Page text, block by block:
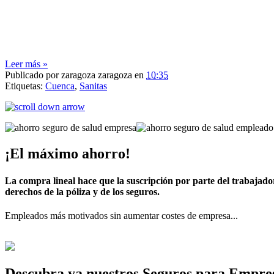
Leer más »
Publicado porzaragoza zaragoza en 10:35
Etiquetas: Cuenca, Sanitas
¡El máximo ahorro!
La compra lineal hace que la suscripción por parte del
derechos de la póliza y de los seguros.
Empleados más motivados sin aumentar costes de empresa...